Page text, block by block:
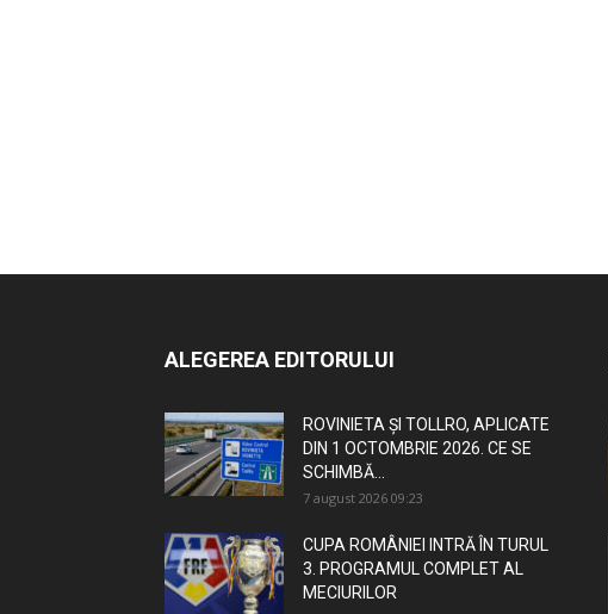
ALEGEREA EDITORULUI
ROVINIETA ȘI TOLLRO, APLICATE
DIN 1 OCTOMBRIE 2026. CE SE
SCHIMBĂ...
7 august 2026 09:23
CUPA ROMÂNIEI INTRĂ ÎN TURUL
3. PROGRAMUL COMPLET AL
MECIURILOR